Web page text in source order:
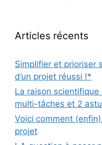
Articles récents
Simplifier et prioriser
d’un projet réussi !*
La raison scientifique
multi-tâches et 2
Voici comment
projet